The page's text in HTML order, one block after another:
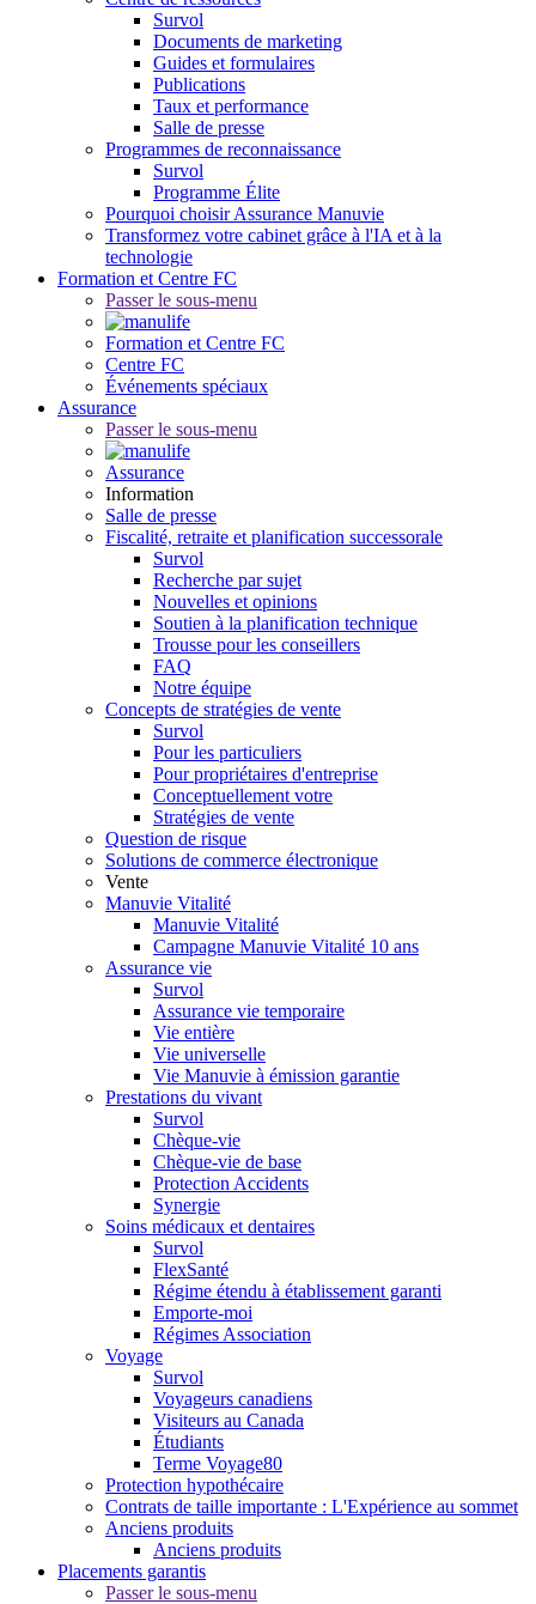
Survol
Documents de marketing
Guides et formulaires
Publications
Taux et performance
Salle de presse
Programmes de reconnaissance
Survol
Programme Élite
Pourquoi choisir Assurance Manuvie
Transformez votre cabinet grâce à l'IA et à la
technologie
Formation et Centre FC
Passer le sous-menu
Formation et Centre FC
Centre FC
Événements spéciaux
Assurance
Passer le sous-menu
Assurance
Information
Salle de presse
Fiscalité, retraite et planification successorale
Survol
Recherche par sujet
Nouvelles et opinions
Soutien à la planification technique
Trousse pour les conseillers
FAQ
Notre équipe
Concepts de stratégies de vente
Survol
Pour les particuliers
Pour propriétaires d'entreprise
Conceptuellement votre
Stratégies de vente
Question de risque
Solutions de commerce électronique
Vente
Manuvie Vitalité
Manuvie Vitalité
Campagne Manuvie Vitalité 10 ans
Assurance vie
Survol
Assurance vie temporaire
Vie entière
Vie universelle
Vie Manuvie à émission garantie
Prestations du vivant
Survol
Chèque-vie
Chèque-vie de base
Protection Accidents
Synergie
Soins médicaux et dentaires
Survol
FlexSanté
Régime étendu à établissement garanti
Emporte-moi
Régimes Association
Voyage
Survol
Voyageurs canadiens
Visiteurs au Canada
Étudiants
Terme Voyage80
Protection hypothécaire
Contrats de taille importante : L'Expérience au sommet
Anciens produits
Anciens produits
Placements garantis
Passer le sous-menu